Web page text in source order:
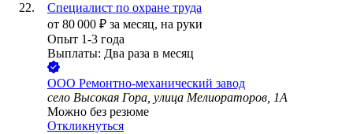
Специалист по охране труда
от 80 000 ₽ за месяц, на руки
Опыт 1-3 года
Выплаты: Два раза в месяц
ООО Ремонтно-механический завод
село Высокая Гора, улица Мелиораторов, 1А
Можно без резюме
Откликнуться